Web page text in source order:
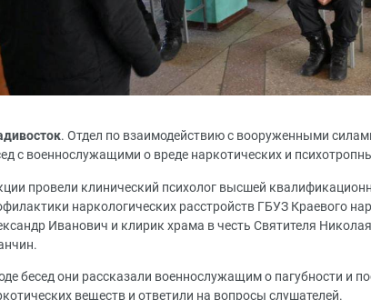
. Отдел по взаимодействию с вооруженными
с военнослужащими о вреде наркотических и
провели клинический психолог высшей
наркологических расстройств ГБУЗ Краевого
Иванович и клирик храма в честь Святителя
бесед они рассказали военнослужащим о пагубности и
веществ и ответили на вопросы слушателей.